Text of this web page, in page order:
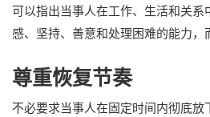
可以指出当事人在工作、生活和关系
感、坚持、善意和处理困难的能力，
尊重恢复节奏
不必要求当事人在固定时间内彻底放